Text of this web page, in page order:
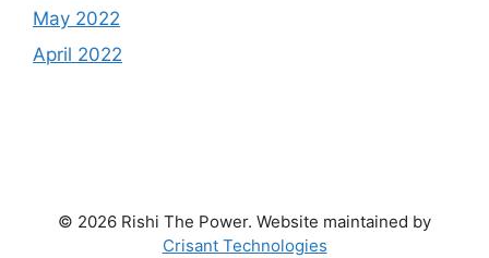
May 2022
April 2022
© 2026 Rishi The Power. Website maintained by
Crisant Technologies